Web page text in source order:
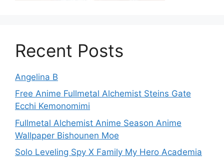
Recent Posts
Angelina B
Free Anime Fullmetal Alchemist Steins Gate
Ecchi Kemonomimi
Fullmetal Alchemist Anime Season Anime
Wallpaper Bishounen Moe
Solo Leveling Spy X Family My Hero Academia